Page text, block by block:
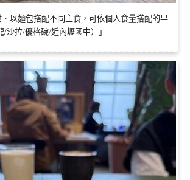
．以麵包搭配不同主食，可依個人食量搭配的早
沙拉/優格碗/近內壢國中）」